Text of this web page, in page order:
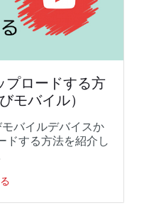
プロードする方
モバイル）
バイルデバイスか
ドする方法を紹介し